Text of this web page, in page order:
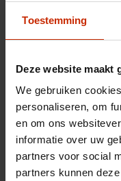
Toestemming
Deze website maakt
We gebruiken
personaliseren, om
en om ons
informatie over uw
partners voor social
partners kunnen
Carrosserie
Merk
Type